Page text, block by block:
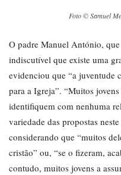
Foto © Samuel
O padre Manuel António,
indiscutível que existe uma
evidenciou que “a juventude
para a Igreja”. “Muitos
identifiquem com nenhuma
variedade das propostas
considerando que “muitos
cristão” ou, “se o fizeram,
contudo, muitos jovens a